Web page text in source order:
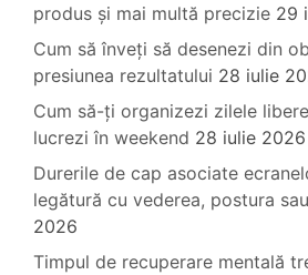
produs și mai multă precizie 29
Cum să înveți să desenezi din
presiunea rezultatului 28 iulie
Cum să-ți organizezi zilele
lucrezi în weekend 28 iulie 2026
Durerile de cap asociate
legătură cu vederea, postura
2026
Timpul de recuperare mentală